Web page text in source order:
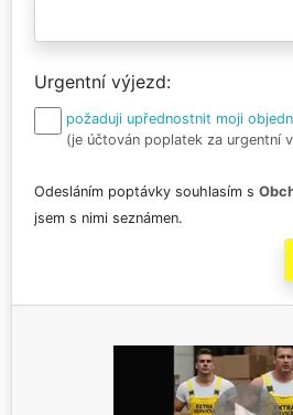
Urgentní výjezd
požaduji upřednostnit moji
(je účtován poplatek za urgentní
Odesláním poptávky souhlasím s
jsem s nimi seznámen.